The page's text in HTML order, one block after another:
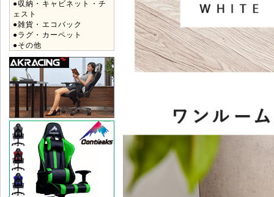
●収納・キャビネット・チ
ェスト
●雑貨・エコバック
●ラグ・カーペット
●その他